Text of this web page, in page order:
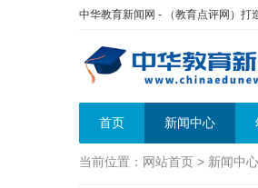
中华教育新闻网 - （教育点评网）打
首页 新闻中心
当前位置： 网站首页 > 新闻中心